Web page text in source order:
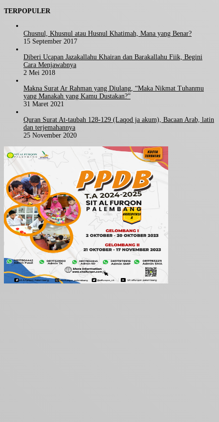
TERPOPULER
Chusnul, Khusnul atau Husnul Khatimah, Mana yang Benar?
15 September 2017
Diberi Ucapan Jazakallahu Khairan dan Barakallahu Fiik, Begini
Cara Menjawabnya
2 Mei 2018
Makna Surat Ar Rahman yang Diulang, “Maka Nikmat Tuhanmu
yang Manakah yang Kamu Dustakan?”
31 Maret 2021
Quran Surat At-taubah 128-129 (Laqod ja akum), Bacaan Arab, latin
dan terjemahannya
25 November 2020